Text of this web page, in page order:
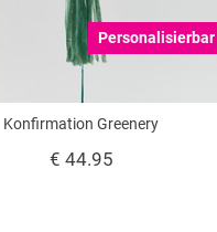
Personalisierbar
Konfirmation Greenery
€ 44.95